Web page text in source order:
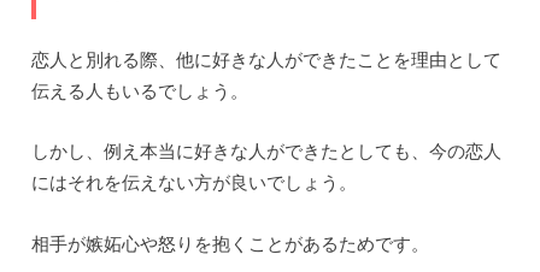
恋人と別れる際、他に好きな人ができたことを理由として
伝える人もいるでしょう。
しかし、例え本当に好きな人ができたとしても、今の恋人
にはそれを伝えない方が良いでしょう。
相手が嫉妬心や怒りを抱くことがあるためです。